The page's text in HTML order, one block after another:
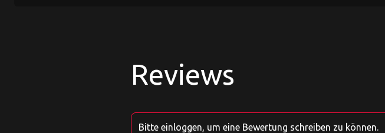
Reviews
Bitte einloggen, um eine Bewertung schreiben zu können.